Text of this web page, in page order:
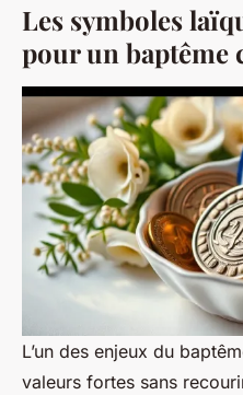
Les symboles
pour un baptême
L’un des enjeux du
valeurs fortes sans